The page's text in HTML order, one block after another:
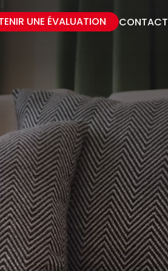
UNE ÉVALUATION CONTACT